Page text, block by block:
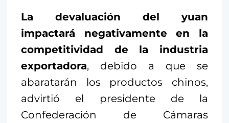
La devaluación del yuan
impactará negativamente en la
competitividad de la industria
exportadora, debido a que se
abaratarán los productos chinos,
advirtió el presidente de la
Confederación de Cámaras